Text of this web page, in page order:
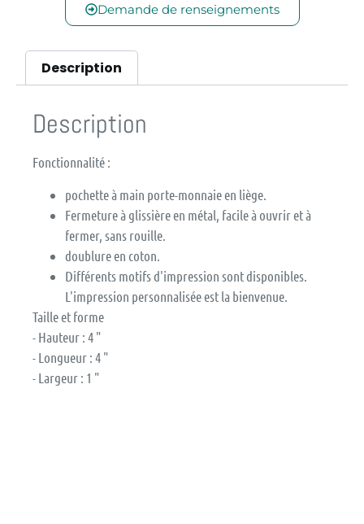
Demande de renseignements
Description
Description
Fonctionnalité :
pochette à main porte-monnaie en liège.
Fermeture à glissière en métal, facile à ouvrir et à
fermer, sans rouille.
doublure en coton.
Différents motifs d'impression sont disponibles.
L'impression personnalisée est la bienvenue.
Taille et forme
- Hauteur : 4 "
- Longueur : 4 "
- Largeur : 1 "